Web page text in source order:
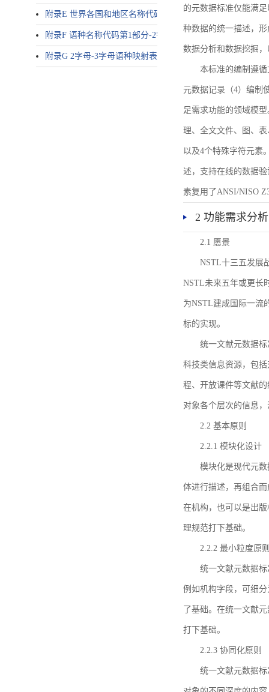
附录E 世界各国和地区名称代码-2字母代码（GB/T 2659-
附录F 语种名称代码第1部分-2字母代码（GB/T 4880.1-2005
附录G 2字母-3字母语种映射表
的元数据标准仅能满
种数据的统一描述，
数据分析和数据挖掘
本标准的编制遵
元数据记录（4）编制
足需求功能的领域模
理、全文文件、图、
以及4个特殊字符元素
述，支持在线的数据
素复用了ANSI/NISO
2 功能需求分析
2.1 愿景
NSTL十三五发展
NSTL未来五年或更长
为NSTL建成国际一流
标的实现。
统一文献元数据
科技类信息资源，包
程、开放课件等文献
对象各个层次的信息
2.2 基本原则
2.2.1 模块化设计
模块化是现代元
体进行描述，再组合
在机构，也可以是出
理规范打下基础。
2.2.2 最小粒度原
统一文献元数据
例如机构字段，可细
了基础。在统一文献
打下基础。
2.2.3 协同化原则
统一文献元数据